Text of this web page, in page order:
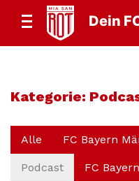
Dein
Kategorie:
Alle FC Bayern
Podcast FC